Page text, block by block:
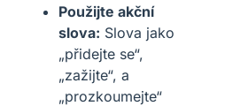
Použijte akční
slova: Slova jako
„přidejte se“,
„zažijte“, a
„prozkoumejte“